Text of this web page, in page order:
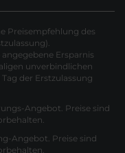
Preisempfehlung des
Ersparnis
unverbindlichen
der Erstzulassung
Angebot. Preise sind
Angebot. Preise sind